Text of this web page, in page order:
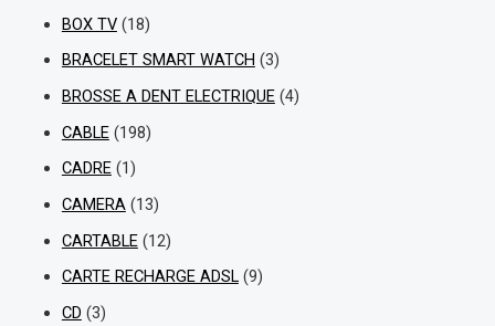
BOX TV (18)
BRACELET SMART WATCH (3)
BROSSE A DENT ELECTRIQUE (4)
CABLE (198)
CADRE (1)
CAMERA (13)
CARTABLE (12)
CARTE RECHARGE ADSL (9)
CD (3)